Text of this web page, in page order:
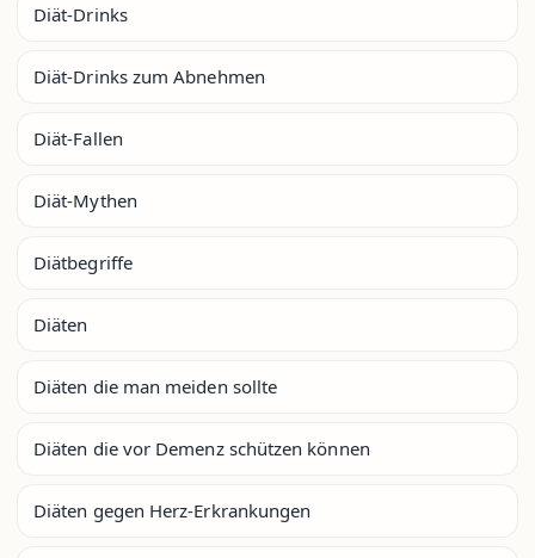
Diät-Drinks
Diät-Drinks zum Abnehmen
Diät-Fallen
Diät-Mythen
Diätbegriffe
Diäten
Diäten die man meiden sollte
Diäten die vor Demenz schützen können
Diäten gegen Herz-Erkrankungen